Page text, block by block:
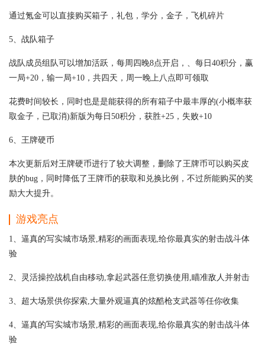
通过氪金可以直接购买箱子，礼包，学分，金子，飞机碎片
5、战队箱子
战队成员组队可以增加活跃，每周四晚8点开启，、每日40积分，赢
一局+20，输一局+10，共四天，周一晚上八点即可领取
花费时间较长，同时也是是能获得的所有箱子中最丰厚的(小概率获
取金子，已取消)新版为每日50积分，获胜+25，失败+10
6、王牌硬币
本次更新后对王牌硬币进行了较大调整，删除了王牌币可以购买皮
肤的bug，同时降低了王牌币的获取和兑换比例，不过所能购买的奖
励大大提升。
游戏亮点
1、逼真的写实城市场景,精彩的画面表现,给你最真实的射击战斗体
验
2、灵活操控战机自由移动,拿起武器任意切换使用,瞄准敌人并射击
3、超大场景供你探索,大量外观逼真的炫酷枪支武器等任你收集
4、逼真的写实城市场景,精彩的画面表现,给你最真实的射击战斗体
验